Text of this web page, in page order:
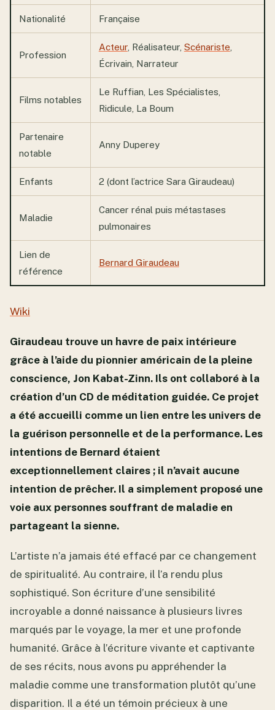
Nationalité Française
Profession
Acteur, Réalisateur, Scénariste
Écrivain, Narrateur
Films notables
Le Ruffian, Les Spécialistes,
Ridicule, La Boum
Partenaire
notable
Anny Duperey
Enfants 2 (dont l’actrice Sara Giraudeau)
Maladie
Cancer rénal puis métastases
pulmonaires
Lien de
référence
Bernard Giraudeau
Wiki
Giraudeau trouve un havre de paix intérieure
grâce à l’aide du pionnier américain de la pleine
conscience, Jon Kabat-Zinn. Ils ont collaboré à la
création d’un CD de méditation guidée. Ce projet
a été accueilli comme un lien entre les univers de
la guérison personnelle et de la performance. Les
intentions de Bernard étaient
exceptionnellement claires ; il n’avait aucune
intention de prêcher. Il a simplement proposé une
voie aux personnes souffrant de maladie en
partageant la sienne.
L’artiste n’a jamais été effacé par ce changement
de spiritualité. Au contraire, il l’a rendu plus
sophistiqué. Son écriture d’une sensibilité
incroyable a donné naissance à plusieurs livres
marqués par le voyage, la mer et une profonde
humanité. Grâce à l’écriture vivante et captivante
de ses récits, nous avons pu appréhender la
maladie comme une transformation plutôt qu’une
disparition. Il a été un témoin précieux à une